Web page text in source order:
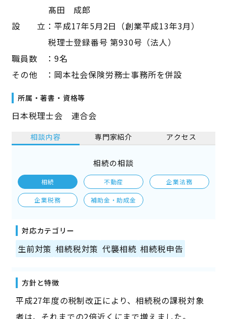
髙田 成郎
設 立：平成17年5月2日（創業平成13年3月）
税理士登録番号 第930号（法人）
職員数 ：9名
その他 ：岡本社会保険労務士事務所を併設
所属・著書・資格等
日本税理士会 連合会
相談内容 専門家紹介 アクセス
相続の相談
相続 不動産 企業法務
企業税務 補助金・助成金
対応カテゴリー
生前対策 相続税対策 代襲相続 相続税申告
方針と特徴
平成27年度の税制改正により、相続税の課税対象
者は、それまでの2倍近くにまで増えました。